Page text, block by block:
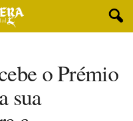
o Prémio
sua